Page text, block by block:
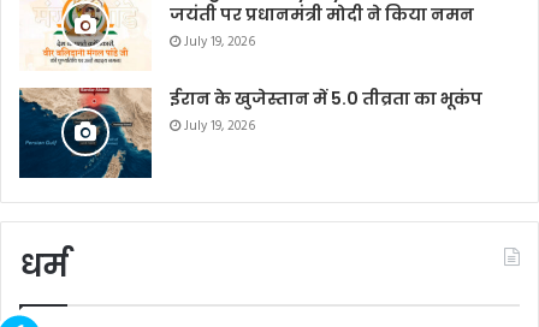
जयंती पर प्रधानमंत्री मोदी ने किया नमन
July 19, 2026
ईरान के खुजेस्तान में 5.0 तीव्रता का भूकंप
July 19, 2026
धर्म